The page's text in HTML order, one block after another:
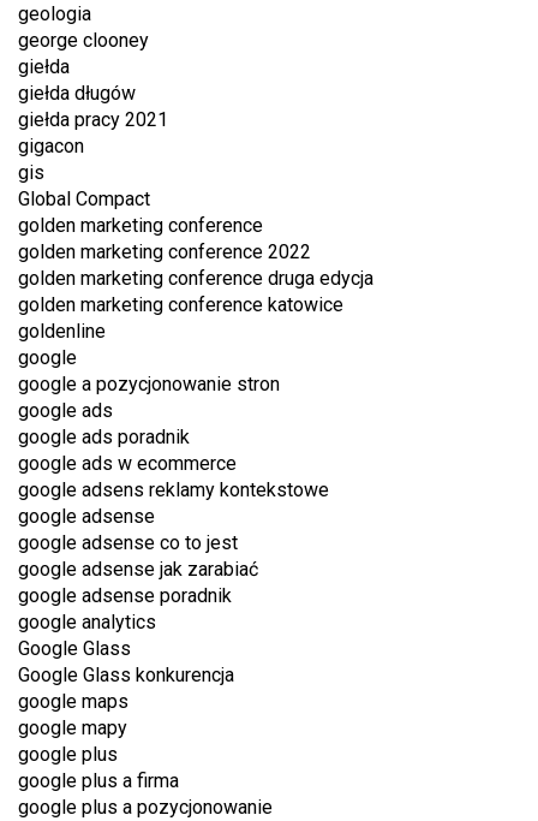
geologia
george clooney
giełda
giełda długów
giełda pracy 2021
gigacon
gis
Global Compact
golden marketing conference
golden marketing conference 2022
golden marketing conference druga edycja
golden marketing conference katowice
goldenline
google
google a pozycjonowanie stron
google ads
google ads poradnik
google ads w ecommerce
google adsens reklamy kontekstowe
google adsense
google adsense co to jest
google adsense jak zarabiać
google adsense poradnik
google analytics
Google Glass
Google Glass konkurencja
google maps
google mapy
google plus
google plus a firma
google plus a pozycjonowanie